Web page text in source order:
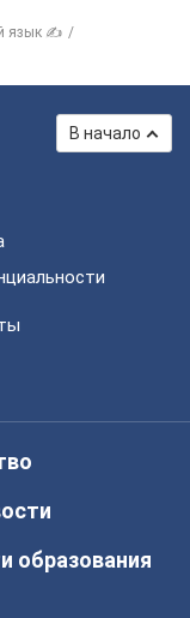
язык ✍
В начало
образования